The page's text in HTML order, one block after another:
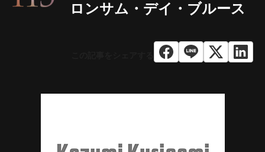
ロンサム・デイ・ブルース